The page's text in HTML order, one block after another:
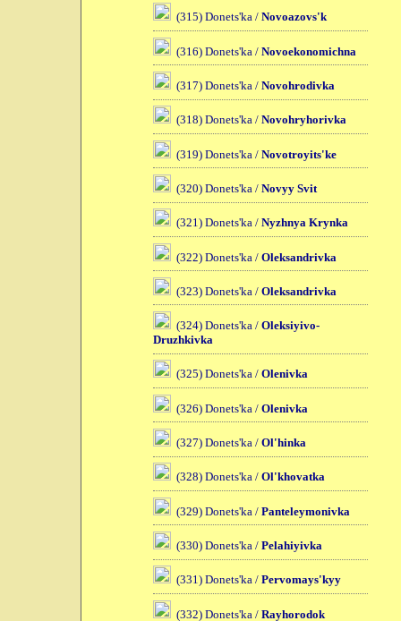
(315) Donets'ka / Novoazovs'k
(316) Donets'ka / Novoekonomichna
(317) Donets'ka / Novohrodivka
(318) Donets'ka / Novohryhorivka
(319) Donets'ka / Novotroyits'ke
(320) Donets'ka / Novyy Svit
(321) Donets'ka / Nyzhnya Krynka
(322) Donets'ka / Oleksandrivka
(323) Donets'ka / Oleksandrivka
(324) Donets'ka / Oleksiyivo-
Druzhkivka
(325) Donets'ka / Olenivka
(326) Donets'ka / Olenivka
(327) Donets'ka / Ol'hinka
(328) Donets'ka / Ol'khovatka
(329) Donets'ka / Panteleymonivka
(330) Donets'ka / Pelahiyivka
(331) Donets'ka / Pervomays'kyy
(332) Donets'ka / Rayhorodok